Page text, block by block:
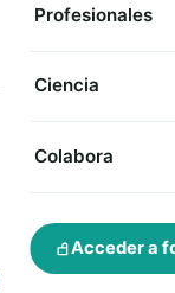
Profesionales
Ciencia
Colabora
Acceder a